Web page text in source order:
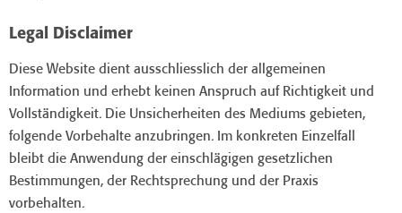
Legal Disclaimer
Diese Website dient ausschliesslich der allgemeinen
Information und erhebt keinen Anspruch auf Richtigkeit und
Vollständigkeit. Die Unsicherheiten des Mediums gebieten,
folgende Vorbehalte anzubringen. Im konkreten Einzelfall
bleibt die Anwendung der einschlägigen gesetzlichen
Bestimmungen, der Rechtsprechung und der Praxis
vorbehalten.